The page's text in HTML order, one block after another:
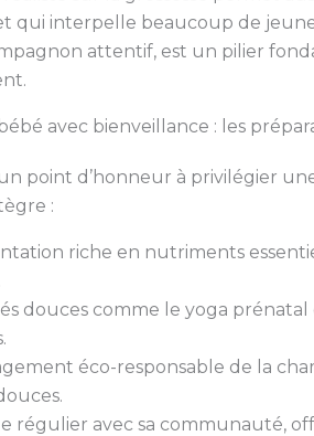
qui interpelle beaucoup de
attentif, est un pilier
avec bienveillance : les
point d’honneur à privilégier
:
riche en nutriments
douces comme le yoga
éco-responsable de la
régulier avec sa communauté,